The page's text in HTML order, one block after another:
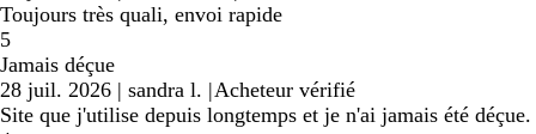
Toujours très quali, envoi rapide
5
Jamais déçue
28 juil. 2026 | sandra l. |Acheteur vérifié
Site que j'utilise depuis longtemps et je n'ai jamais été déçue.